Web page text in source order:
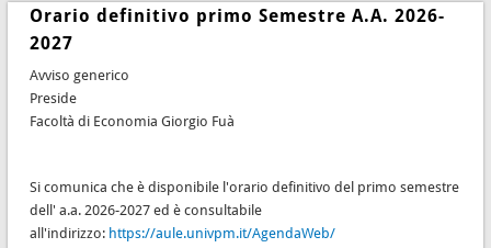
Orario definitivo primo Semestre A.A. 2026-
2027
Avviso generico
Preside
Facoltà di Economia Giorgio Fuà
Si comunica che è disponibile l'orario definitivo del primo semestre
dell' a.a. 2026-2027 ed è consultabile
all'indirizzo: https://aule.univpm.it/AgendaWeb/